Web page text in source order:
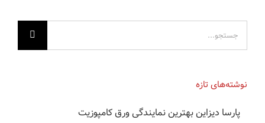
نوشته‌های تازه
پارسا دیزاین بهترین نمایندگی ورق کامپوزیت